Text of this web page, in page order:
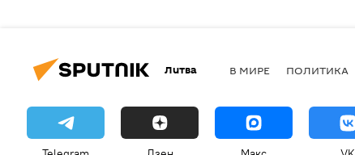
Литва В МИРЕ ПОЛИТИКА